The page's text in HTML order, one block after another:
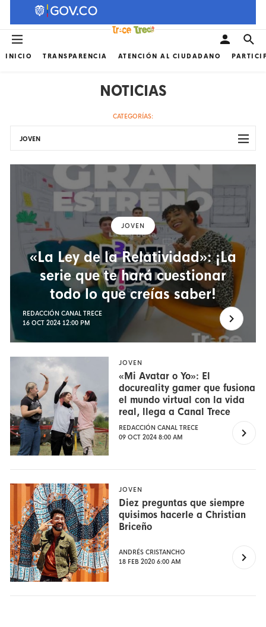
INICIO TRANSPARENCIA ATENCIÓN AL CIUDADANO
NOTICIAS
CATEGORÍAS:
JOVEN
JOVEN
«La Ley de la Relatividad»: ¡La
serie que te hará cuestionar
todo lo que creías saber!
REDACCIÓN CANAL TRECE
16 OCT 2024 12:00 PM
JOVEN
«Mi Avatar o Yo»: El
docureality gamer que fusiona
el mundo virtual con la vida
real, llega a Canal Trece
REDACCIÓN CANAL TRECE
09 OCT 2024 8:00 AM
JOVEN
Diez preguntas que siempre
quisimos hacerle a Christian
Briceño
ANDRÉS CRISTANCHO
18 FEB 2020 6:00 AM